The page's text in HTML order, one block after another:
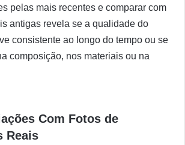
pelas mais recentes e comparar com
antigas revela se a qualidade do
consistente ao longo do tempo ou se
composição, nos materiais ou na
Com Fotos de
Reais